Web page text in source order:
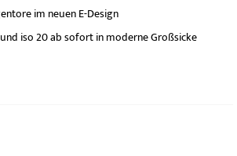
im neuen E-Design
iso 20 ab sofort in moderne Großsicke